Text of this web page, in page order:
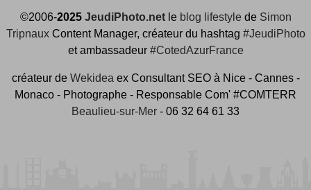
©2006-2025 JeudiPhoto.netle blog lifestylede Simon
TripnauxContent Manager, créateur du hashtag #JeudiPhoto
et ambassadeur #CotedAzurFrance
créateur de Wekidea ex Consultant SEO à Nice - Cannes -
Monaco - Photographe - Responsable Com' #COMTERR
Beaulieu-sur-Mer - 06 32 64 61 33